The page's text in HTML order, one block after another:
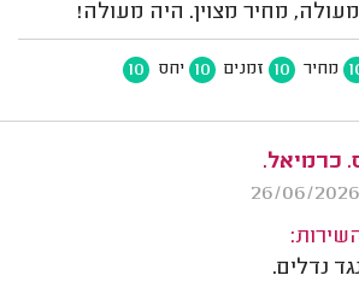
מחיר מצוין. היה מעולה!
מחיר 10 זמנים 10 יחס 10
כרמיאל.
נדלים.